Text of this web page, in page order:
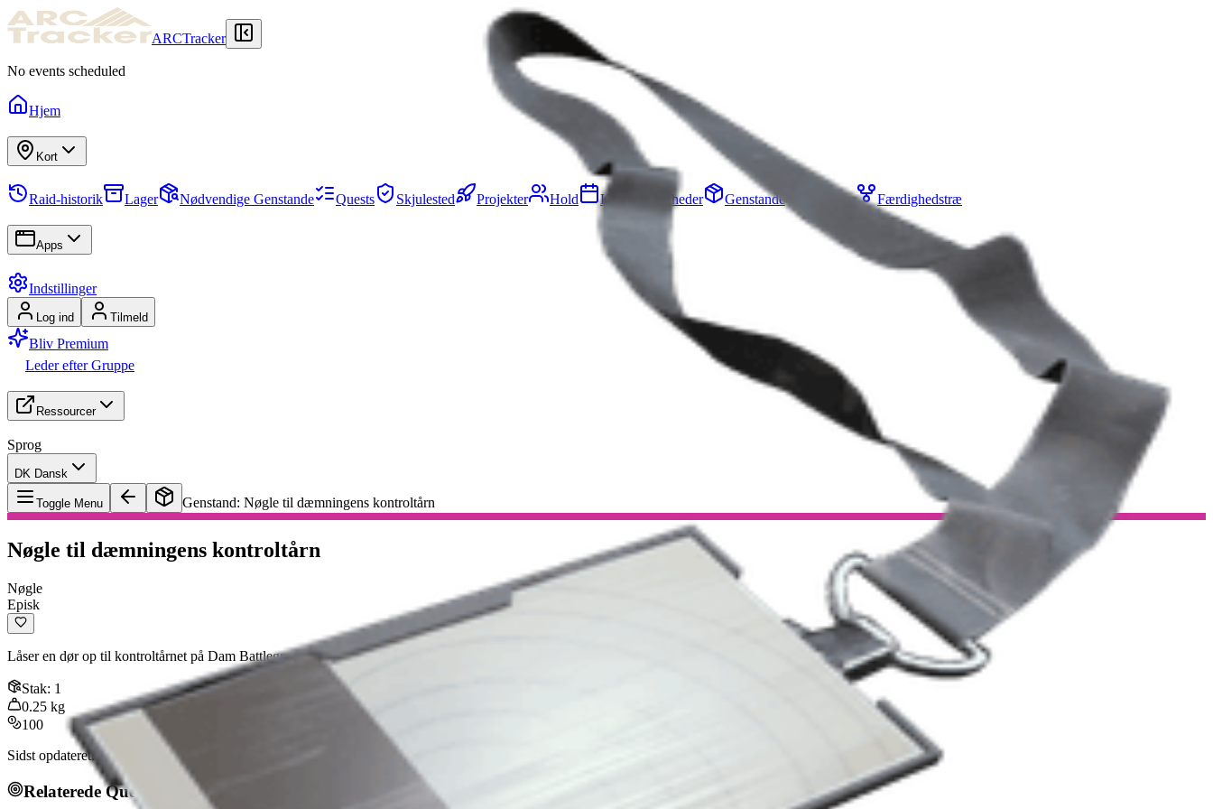
ARCTracker
No events scheduled
Hjem
Kort
Raid-historik Lager Nødvendige Genstande Quests Skjulested Projekter Hold Kortbegivenheder Genstande Sæsoner Færdighedstræ
Apps
Indstillinger
Log ind Tilmeld
Bliv Premium
Leder efter Gruppe
Ressourcer
Sprog
DK Dansk
Toggle Menu Genstand: Nøgle til dæmningens kontroltårn
Nøgle til dæmningens kontroltårn
Nøgle
Episk
Låser en dør op til kontroltårnet på Dam Battlegrounds.
Stak: 1
0.25 kg
100
Sidst opdateret:Feb 24, 2026
Relaterede Quests